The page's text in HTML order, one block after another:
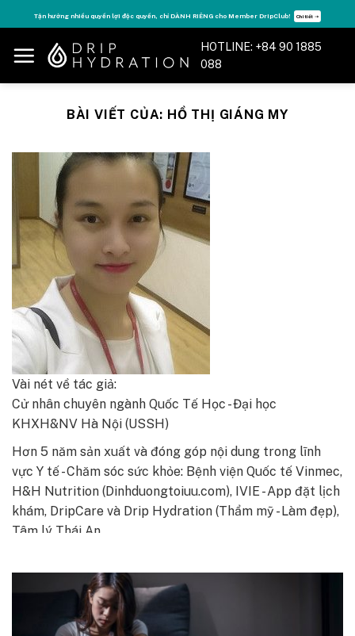
to
content
Tận hưởng nhiều quyền lợi độc quyền, chỉ DÀNH RIÊNG cho Member DripClub! Chi tiết ➝
HOTLINE: +84 90 1885
088
BÀI VIẾT CỦA: HỒ THỊ GIÁNG MY
Vài nét về tác giả:
Cử nhân chuyên ngành Quốc Tế Học - Đại học
KHXH&NV Hà Nội (USSH)
Hơn 5 năm sản xuất và đóng góp nội dung trong lĩnh
vực Y tế - Chăm sóc sức khỏe: Bệnh viện Quốc tế Vinmec,
H&H Nutrition (Dinhduongtoiuu.com), IVIE - App đặt lịch
khám, DripCare và Drip Hydration (Thẩm mỹ - Làm đẹp),
Tâm lý Thái An…
trung ương và tác động của các vấn đề tâm lý lên cơ
thể, cảm xúc, thể trạng của con người.
Có định hướng nghiên cứu thêm về Somatic Therapy,